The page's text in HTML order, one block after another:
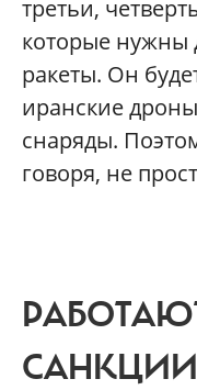
третьи,
которые нужны
ракеты. Он
иранские
снаряды.
говоря, не